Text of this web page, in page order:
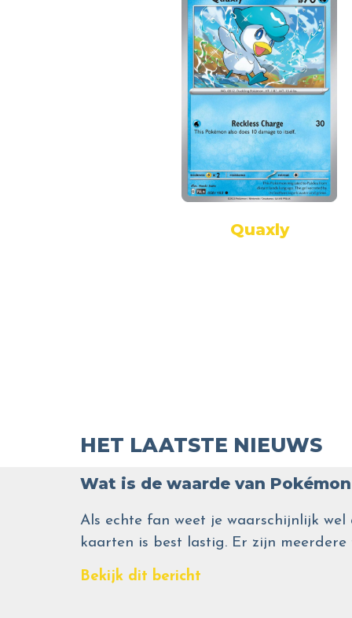
Quaxly
HET LAATSTE NIEUWS
Wat is de waarde van
Als echte fan weet je waarschijnlijk
kaarten is best lastig. Er zijn
Bekijk dit bericht